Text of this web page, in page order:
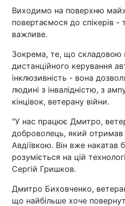
Виходимо на поверхню
повертаємося до спікерів -
важливе.
Зокрема, те, що складовою
дистанційного керування
інклюзивність - вона
людині з інвалідністю, з
кінцівок, ветерану війни.
"У нас працює Дмитро,
доброволець, який отримав
Авдіївкою. Він вже накатав
розуміється на цій
Сергій Гришков.
Дмитро Биховченко,
що найбільше хоче